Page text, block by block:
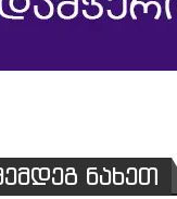
ნახეთ